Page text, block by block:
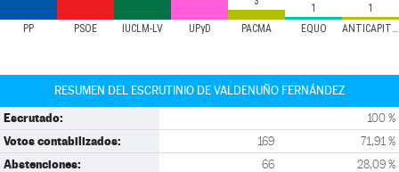
PP PSOE IUCLM-LV UPyD PACMA EQUO ANTICAPITALISTAS
1 1
RESUMEN DEL ESCRUTINIO DE VALDENUÑO FERNÁNDEZ
Escrutado: 100 %
Votos contabilizados: 169 71,91 %
Abstenciones: 66 28,09 %